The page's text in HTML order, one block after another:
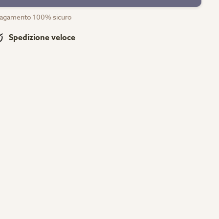
100% sicuro
Spedizione veloce